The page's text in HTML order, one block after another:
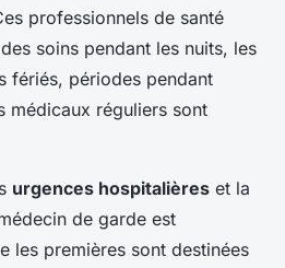
professionnels de santé
soins pendant les nuits, les
fériés, périodes pendant
médicaux réguliers sont
urgences hospitalières et la
de garde est
les premières sont destinées